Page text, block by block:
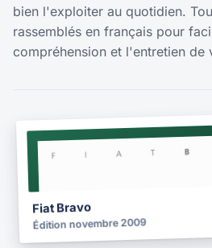
bien l'exploiter au quotidien.
rassemblés en français pour
compréhension et l'entretien de
NOTICE
Fiat Bravo
Édition novembre 2009